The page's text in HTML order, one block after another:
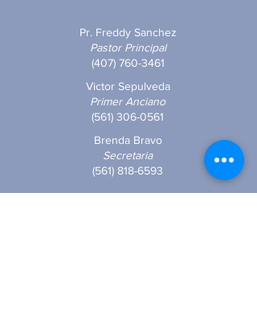
Pr. Freddy Sanchez
Pastor Principal
(407) 760-3461
Victor Sepulveda
Primer Anciano
(561) 306-0561
Brenda Bravo
Secretaria
(561) 818-6593